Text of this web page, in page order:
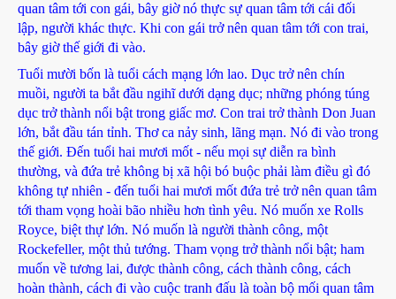
quan tâm tới con gái, bây giờ nó thực sự quan tâm tới cái đối
lập, người khác thực. Khi con gái trở nên quan tâm tới con trai,
bây giờ thế giới đi vào.
Tuổi mười bốn là tuổi cách mạng lớn lao. Dục trở nên chín
muồi, người ta bắt đầu ngihĩ dưới dạng dục; những phóng túng
dục trở thành nổi bật trong giấc mơ. Con trai trở thành Don Juan
lớn, bắt đầu tán tỉnh. Thơ ca nảy sinh, lãng mạn. Nó đi vào trong
thế giới. Đến tuổi hai mươi mốt - nếu mọi sự diễn ra bình
thường, và đứa trẻ không bị xã hội bó buộc phải làm điều gì đó
không tự nhiên - đến tuổi hai mươi mốt đứa trẻ trở nên quan tâm
tới tham vọng hoài bão nhiều hơn tình yêu. Nó muốn xe Rolls
Royce, biệt thự lớn. Nó muốn là người thành công, một
Rockefeller, một thủ tướng. Tham vọng trở thành nổi bật; ham
muốn về tương lai, được thành công, cách thành công, cách
hoàn thành, cách đi vào cuộc tranh đấu là toàn bộ mối quan tâm